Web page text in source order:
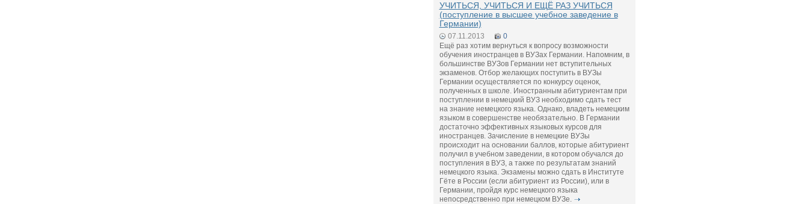
УЧИТЬСЯ, УЧИТЬСЯ И ЕЩЁ РАЗ УЧИТЬСЯ
(поступление в высшее учебное заведение в
Германии)
07.11.2013
0
Ещё раз хотим вернуться к вопросу возможности
обучения иностранцев в ВУЗах Германии. Напомним, в
большинстве ВУЗов Германии нет вступительных
экзаменов. Отбор желающих поступить в ВУЗы
Германии осуществляется по конкурсу оценок,
полученных в школе. Иностранным абитуриентам при
поступлении в немецкий ВУЗ необходимо сдать тест
на знание немецкого языка. Однако, владеть немецким
языком в совершенстве необязательно. В Германии
достаточно эффективных языковых курсов для
иностранцев. Зачисление в немецкие ВУЗы
происходит на основании баллов, которые абитуриент
получил в учебном заведении, в котором обучался до
поступления в ВУЗ, а также по результатам знаний
немецкого языка. Экзамены можно сдать в Институте
Гёте в России (если абитуриент из России), или в
Германии, пройдя курс немецкого языка
непосредственно при немецком ВУЗе.